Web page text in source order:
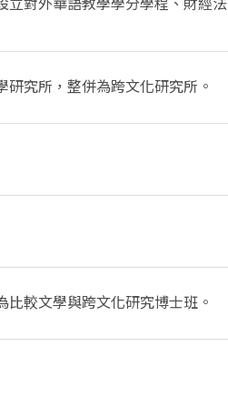
立對外華語教學學分學程、財經法
究所，整併為跨文化研究所。
較文學與跨文化研究博士班。